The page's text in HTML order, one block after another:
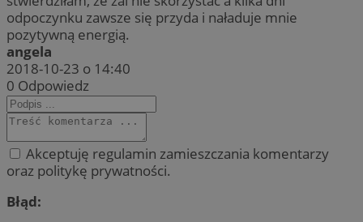
odpoczynku zawsze się przyda i naładuje mnie
pozytywną energią.
angela
2018-10-23 o 14:40
0 Odpowiedz
Akceptuję regulamin zamieszczania komentarzy
oraz politykę prywatności.
Błąd: